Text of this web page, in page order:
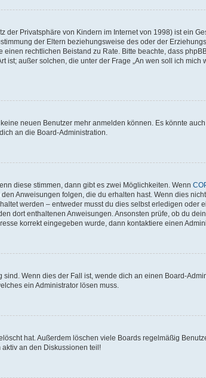
Privatsphäre von Kindern im Internet von 1998) ist ein
der Eltern beziehungsweise des oder der
rechtlichen Beistand zu Rate. Bitte beachte, dass
außer solchen, die unter der Frage „An wen soll ich mich
neuen Benutzer mehr anmelden können. Es könnte
an die Board-Administration.
diese stimmen, dann gibt es zwei Möglichkeiten. Wenn
Anweisungen folgen, die du erhalten hast. Wenn dies
werden – entweder musst du dies selbst erledigen oder
dort enthaltenen Anweisungen. Ansonsten prüfe, ob du
korrekt eingegeben wurde, dann kontaktiere einen
Wenn dies der Fall ist, wende dich an einen Board-
ein Administrator lösen muss.
hat. Außerdem löschen viele Boards regelmäßig
an den Diskussionen teil!